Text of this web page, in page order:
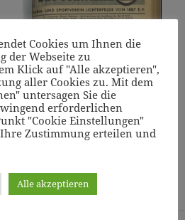
Zoom100%
Cookies um Ihnen die
der Webseite zu
Klick auf "Alle akzeptieren",
aller Cookies zu. Mit dem
untersagen Sie die
erforderlichen
"Cookie Einstellungen"
Zustimmung erteilen und
Alle akzeptieren